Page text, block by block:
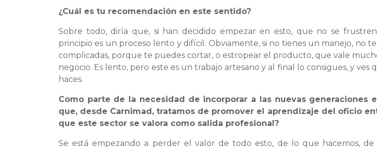
¿Cuál es tu recomendación en este sentido?
Sobre todo, diría que, si han decidido empezar en esto, que no se
principio es un proceso lento y difícil. Obviamente, si no tienes un manejo, no
complicadas, porque te puedes cortar, o estropear el producto, que vale
negocio. Es lento, pero este es un trabajo artesano y al final lo consigues, y ves
haces.
Como parte de la necesidad de incorporar a las nuevas generaciones
que, desde Carnimad, tratamos de promover el aprendizaje del oficio
que este sector se valora como salida profesional?
Se está empezando a perder el valor de todo esto, de lo que hacemos,